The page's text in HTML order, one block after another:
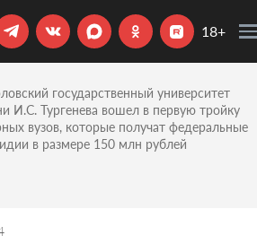
18+
государственный университет
И.С. Тургенева вошел в первую тройку
вузов, которые получат федеральные
в размере 150 млн рублей